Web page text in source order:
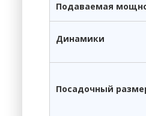
Подаваемая
Динамики
Посадочный